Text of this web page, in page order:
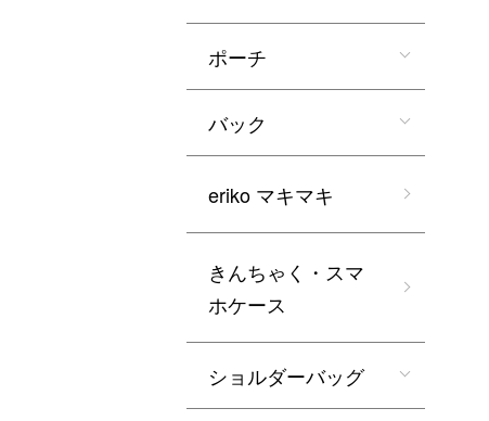
ポーチ
バック
eriko マキマキ
きんちゃく・スマ
ホケース
ショルダーバッグ